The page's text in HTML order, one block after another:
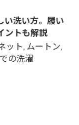
い洗い方。履い
ントも解説
ット, ムートン,
の洗濯